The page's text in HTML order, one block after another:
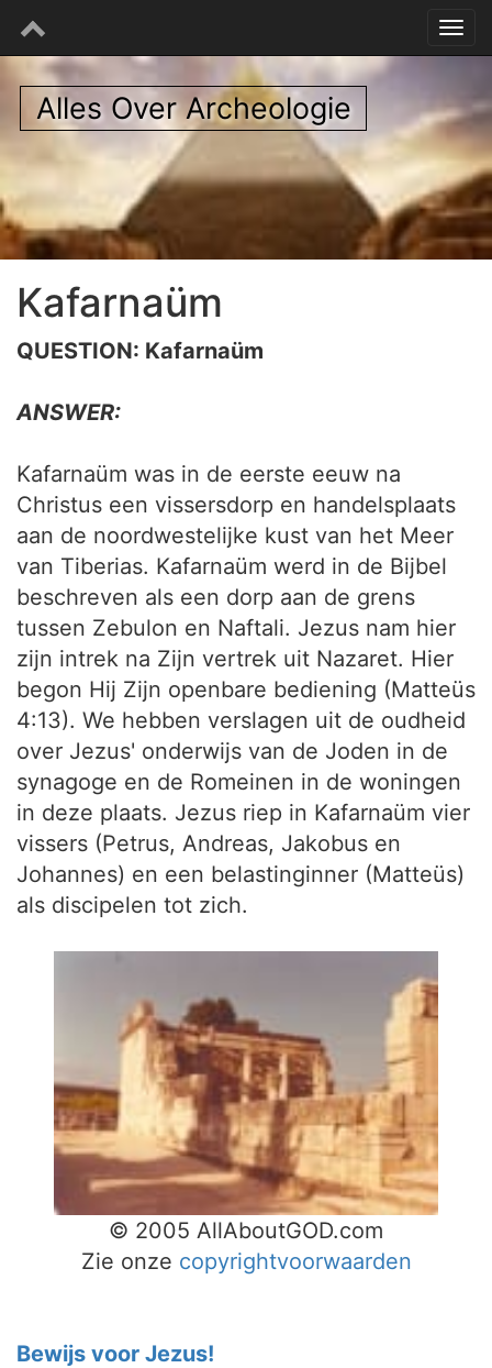
Alles Over Archeologie
Kafarnaüm
QUESTION: Kafarnaüm
ANSWER:
Kafarnaüm was in de eerste eeuw na
Christus een vissersdorp en handelsplaats
aan de noordwestelijke kust van het Meer
van Tiberias. Kafarnaüm werd in de Bijbel
beschreven als een dorp aan de grens
tussen Zebulon en Naftali. Jezus nam hier
zijn intrek na Zijn vertrek uit Nazaret. Hier
begon Hij Zijn openbare bediening (Matteüs
4:13). We hebben verslagen uit de oudheid
over Jezus' onderwijs van de Joden in de
synagoge en de Romeinen in de woningen
in deze plaats. Jezus riep in Kafarnaüm vier
vissers (Petrus, Andreas, Jakobus en
Johannes) en een belastinginner (Matteüs)
als discipelen tot zich.
© 2005 AllAboutGOD.com
Zie onze copyrightvoorwaarden
Bewijs voor Jezus!